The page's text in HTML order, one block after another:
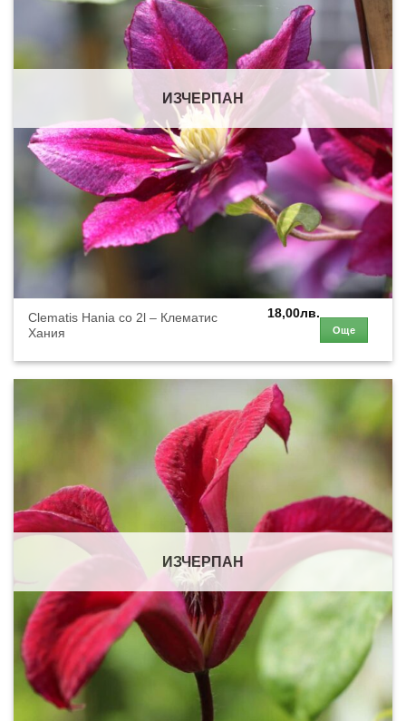
ИЗЧЕРПАН
Clematis Hania co 2l – Клематис
Хания
18,00лв.
Още
ИЗЧЕРПАН